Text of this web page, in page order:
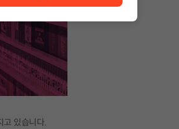
고 있습니다.